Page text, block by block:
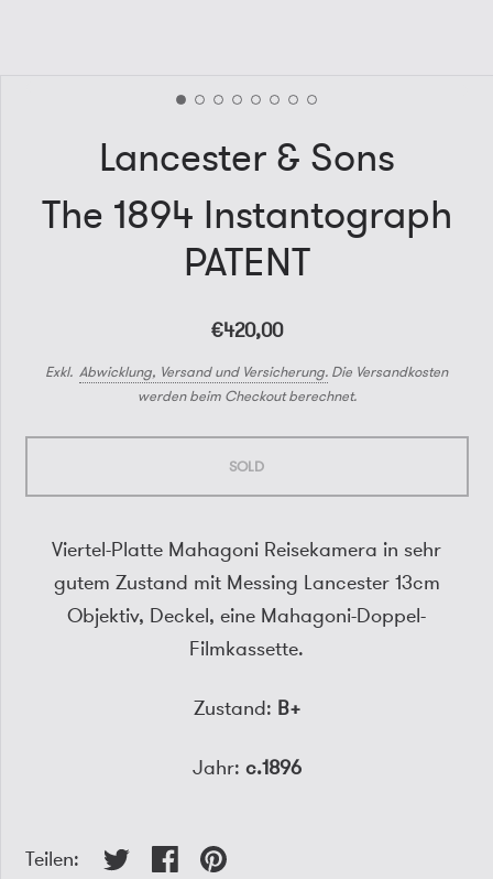
Lancester & Sons
The 1894 Instantograph
PATENT
€420,00
Exkl.Abwicklung, Versand und Versicherung. Die Versandkosten
werden beim Checkout berechnet.
SOLD
Viertel-Platte Mahagoni Reisekamera in sehr
gutem Zustand mit Messing Lancester 13cm
Objektiv, Deckel, eine Mahagoni-Doppel-
Filmkassette.
Zustand: B+
Jahr: c.1896
Teilen: